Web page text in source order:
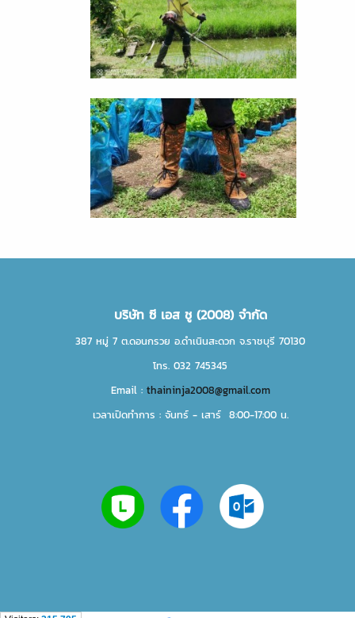
บริษัท ซี เอส ชู (2008) จำกัด
387 หมู่ 7 ต.ดอนกรวย อ.ดำเนินสะดวก จ.ราชบุรี 70130
โทร. 032 745345
Email : thaininja2008@gmail.com
เวลาเปิดทำการ : จันทร์ - เสาร์ 8:00-17:00 น.